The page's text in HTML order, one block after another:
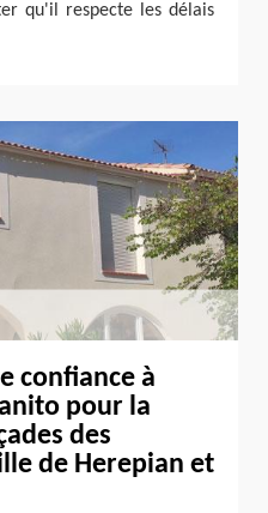
qu'il respecte les délais
confiance à
pour la
des
de Herepian et